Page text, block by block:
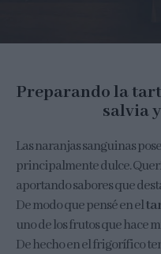
Preparando la
salvia
Las naranjas sanguinas
principalmente dulce.
aportando sabores que
De modo que pensé en el
uno de los frutos que hace
De hecho en el frigorífico